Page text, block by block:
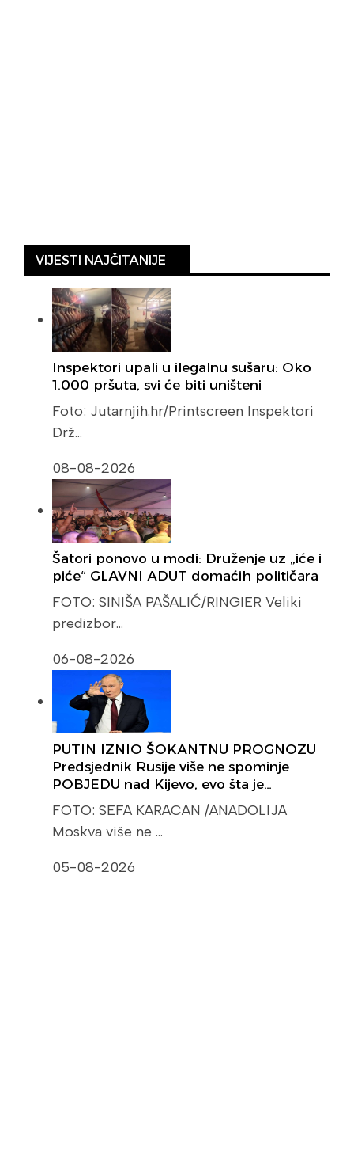
VIJESTI NAJČITANIJE
Inspektori upali u ilegalnu sušaru: Oko
1.000 pršuta, svi će biti uništeni
Foto: Jutarnjih.hr/Printscreen Inspektori
Drž…
08-08-2026
Šatori ponovo u modi: Druženje uz „iće i
piće“ GLAVNI ADUT domaćih političara
FOTO: SINIŠA PAŠALIĆ/RINGIER Veliki
predizbor…
06-08-2026
PUTIN IZNIO ŠOKANTNU PROGNOZU
Predsjednik Rusije više ne spominje
POBJEDU nad Kijevo, evo šta je…
FOTO: SEFA KARACAN /ANADOLIJA
Moskva više ne …
05-08-2026